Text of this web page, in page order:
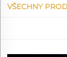
VŠECHNY